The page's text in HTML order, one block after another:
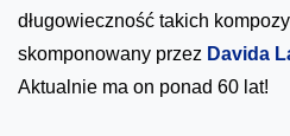
długowieczność takich
skomponowany przez Davida
Aktualnie ma on ponad 60 lat!